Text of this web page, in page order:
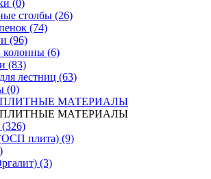
(0)
столбы (26)
(74)
(96)
(6)
(83)
лестниц (63)
(0)
МАТЕРИАЛЫ
МАТЕРИАЛЫ
плита) (9)
(3)